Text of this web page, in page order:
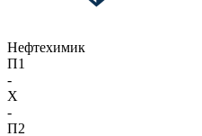
Нефтехимик
П1
-
X
-
П2